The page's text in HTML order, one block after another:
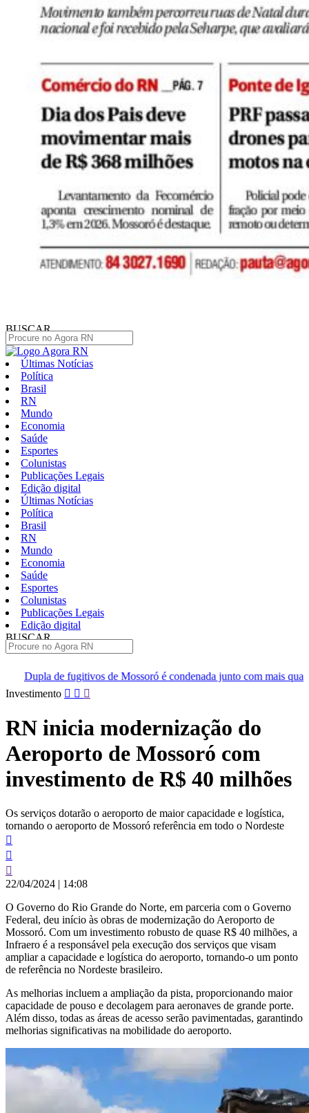
BUSCAR
Últimas Notícias
Política
Brasil
RN
Mundo
Economia
Saúde
Esportes
Colunistas
Publicações Legais
Edição digital
Últimas Notícias
Política
Brasil
RN
Mundo
Economia
Saúde
Esportes
Colunistas
Publicações Legais
Edição digital
BUSCAR
Mossoró é condenada junto com mais quatro homens que deram
Pular
conteúdo
Investimento
RN inicia modernização do
Aeroporto de Mossoró com
investimento de R$ 40 milhões
Os serviços dotarão o aeroporto de maior capacidade e logística,
tornando o aeroporto de Mossoró referência em todo o Nordeste
22/04/2024 | 14:08
O Governo do Rio Grande do Norte, em parceria com o Governo
Federal, deu início às obras de modernização do Aeroporto de
Mossoró. Com um investimento robusto de quase R$ 40 milhões, a
Infraero é a responsável pela execução dos serviços que visam
ampliar a capacidade e logística do aeroporto, tornando-o um ponto
de referência no Nordeste brasileiro.
As melhorias incluem a ampliação da pista, proporcionando maior
capacidade de pouso e decolagem para aeronaves de grande porte.
Além disso, todas as áreas de acesso serão pavimentadas, garantindo
melhorias significativas na mobilidade do aeroporto.